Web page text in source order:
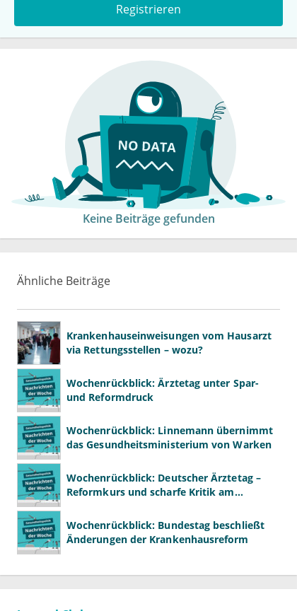
Registrieren
Keine Beiträge gefunden
Ähnliche Beiträge
Krankenhauseinweisungen vom Hausarzt
via Rettungsstellen – wozu?
Wochenrückblick: Ärztetag unter Spar-
und Reformdruck
Wochenrückblick: Linnemann übernimmt
das Gesundheitsministerium von Warken
Wochenrückblick: Deutscher Ärztetag –
Reformkurs und scharfe Kritik am
Wochenrückblick: Bundestag beschließt
Änderungen der Krankenhausreform